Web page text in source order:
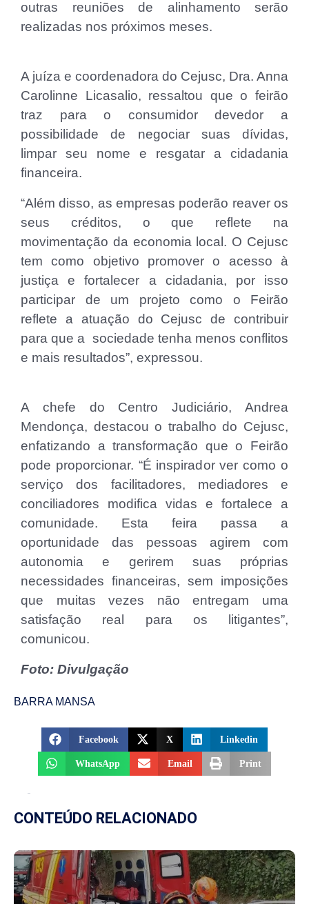
outras reuniões de alinhamento serão
realizadas nos próximos meses.
A juíza e coordenadora do Cejusc, Dra. Anna
Carolinne Licasalio, ressaltou que o feirão
traz para o consumidor devedor a
possibilidade de negociar suas dívidas,
limpar seu nome e resgatar a cidadania
financeira.
“Além disso, as empresas poderão reaver os
seus créditos, o que reflete na
movimentação da economia local. O Cejusc
tem como objetivo promover o acesso à
justiça e fortalecer a cidadania, por isso
participar de um projeto como o Feirão
reflete a atuação do Cejusc de contribuir
para que a sociedade tenha menos conflitos
e mais resultados”, expressou.
A chefe do Centro Judiciário, Andrea
Mendonça, destacou o trabalho do Cejusc,
enfatizando a transformação que o Feirão
pode proporcionar. “É inspirador ver como o
serviço dos facilitadores, mediadores e
conciliadores modifica vidas e fortalece a
comunidade. Esta feira passa a
oportunidade das pessoas agirem com
autonomia e gerirem suas próprias
necessidades financeiras, sem imposições
que muitas vezes não entregam uma
satisfação real para os litigantes”,
comunicou.
Foto: Divulgação
BARRA MANSA
Facebook X Linkedin
WhatsApp Email Print
CONTEÚDO RELACIONADO